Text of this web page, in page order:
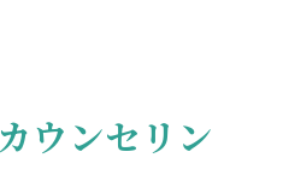
ウンセリン